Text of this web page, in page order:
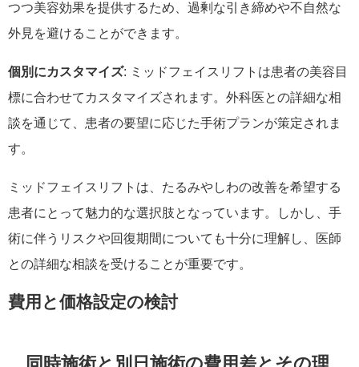
つつ美容効果を提供するため、過剰な引き締めや不自然な
外見を避けることができます。
個別にカスタマイズ: ミッドフェイスリフトは患者の美容目
標に合わせてカスタマイズされます。外科医との詳細な相
談を通じて、患者の要望に応じた手術プランが策定されま
す。
ミッドフェイスリフトは、たるみやしわの改善を希望する
患者にとって魅力的な選択肢となっています。しかし、手
術に伴うリスクや回復期間についても十分に理解し、医師
との詳細な相談を受けることが重要です。
費用と価格設定の検討
同時施術と別日施術の費用差とその理